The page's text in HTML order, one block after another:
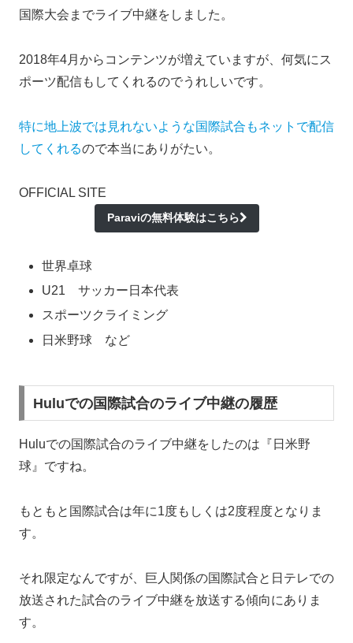
国際大会までライブ中継をしました。
2018年4月からコンテンツが増えていますが、何気にス
ポーツ配信もしてくれるのでうれしいです。
特に地上波では見れないような国際試合もネットで配信
してくれるので本当にありがたい。
OFFICIAL SITE
Paraviの無料体験はこちら
世界卓球
U21 サッカー日本代表
スポーツクライミング
日米野球 など
Huluでの国際試合のライブ中継の履歴
Huluでの国際試合のライブ中継をしたのは『 日米野
球』ですね。
もともと国際試合は年に1度もしくは2度程度となりま
す。
それ限定なんですが、巨人関係の国際試合と日テレでの
放送された試合のライブ中継を放送する傾向にありま
す。